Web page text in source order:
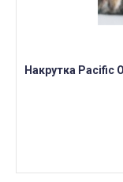
Накрутка Pacific